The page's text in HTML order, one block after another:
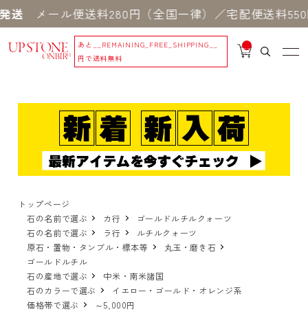
ール便送料280円（全国一律）／宅配便送料550円
あと
__REMAINING_FREE_SHIPPING__
円で送料無料
__
IT
_
トップページ
石の名前で選ぶ
カ行
ゴールドルチルクォーツ
石の名前で選ぶ
ラ行
ルチルクォーツ
原石・置物・タンブル・標本等
丸玉・磨き石
ゴールドルチル
石の産地で選ぶ
中米・南米諸国
石のカラーで選ぶ
イエロー・ゴールド・オレンジ系
価格帯で選ぶ
～5,000円